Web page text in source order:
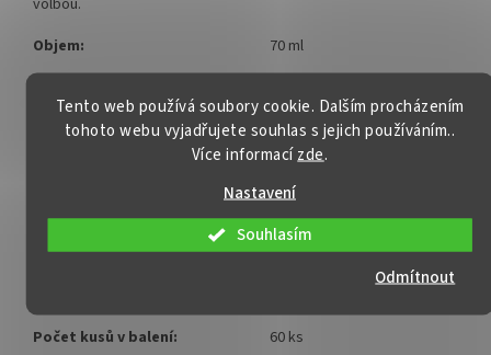
Tento web používá soubory cookie. Dalším procházením
tohoto webu vyjadřujete souhlas s jejich používáním..
Více informacízde.
Nastavení
Odmítnout
Souhlasím
Objem:
70 ml
Barva:
hnědá
Průměr hrdla:
33 mm
Počet kusů v balení:
60 ks